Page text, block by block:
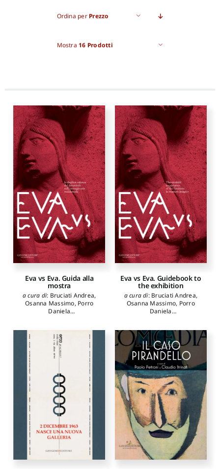
Ordina per Prezzo
Mostra 16 Prodotti
Eva vs Eva. Guida alla
mostra
a cura di: Bruciati Andrea,
Osanna Massimo, Porro
Daniela
D’Alessandro Lucilla
Serlorenzi Mirella
Toniolo
Luana
Eva vs Eva. Guidebook to
the exhibition
a cura di: Bruciati Andrea,
Osanna Massimo, Porro
Daniela
D’Alessandro Lucilla,
Serlorenzi Mirella,Toniolo
Luana